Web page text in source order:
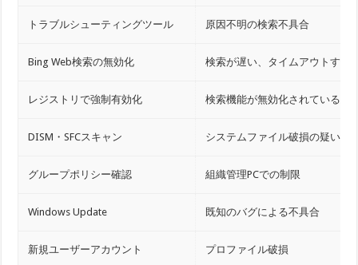
トラブルシューティングツール 原因不明の検索不具合
Bing Web検索の無効化 検索が遅い、タイムアウトする
レジストリで強制有効化 検索機能が無効化されている
DISM・SFCスキャン システムファイル破損の疑い
グループポリシー確認 組織管理PCでの制限
Windows Update 既知のバグによる不具合
新規ユーザーアカウント プロファイル破損